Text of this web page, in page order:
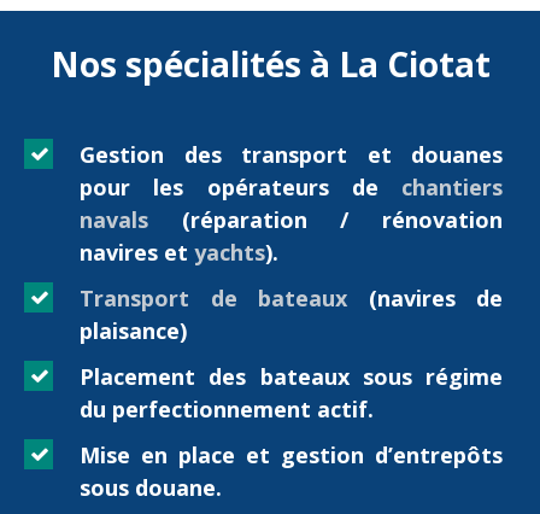
Nos spécialités à La Ciotat
Gestion des transport et douanes
pour les opérateurs de chantiers
navals (réparation / rénovation
navires et yachts).
Transport de bateaux (navires de
plaisance)
Placement des bateaux sous régime
du perfectionnement actif.
Mise en place et gestion d’entrepôts
sous douane.